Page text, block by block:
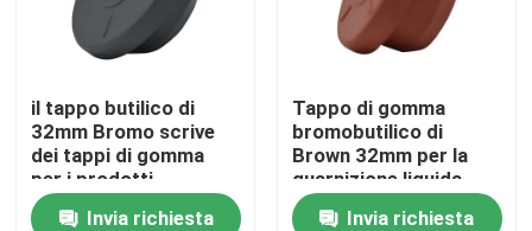
Controllo di qualità
Contattaci
Richiedere un preventivo
il tappo butilico di
32mm Bromo scrive
dei tappi di gomma
per i prodotti
farmaceutici
Invia richiesta
Tappo di gomma
bromobutilico di
Brown 32mm per la
guarnizione liquida
dell'iniezione
Invia richiesta